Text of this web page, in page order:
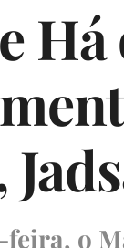
Há
feira, o